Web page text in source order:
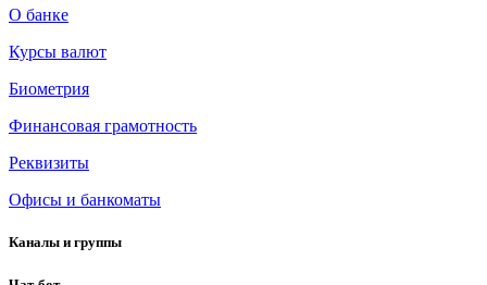
О банке
Курсы валют
Биометрия
Финансовая грамотность
Реквизиты
Офисы и банкоматы
Каналы и группы